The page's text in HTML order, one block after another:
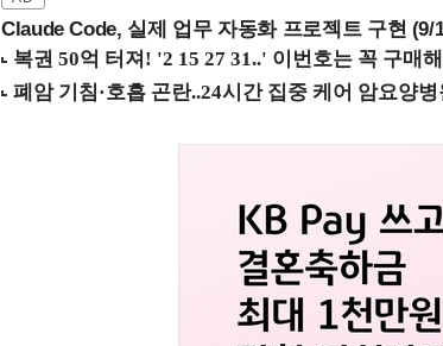
Claude Code, 실제 업무 자동화 프로젝트 구현 (9/